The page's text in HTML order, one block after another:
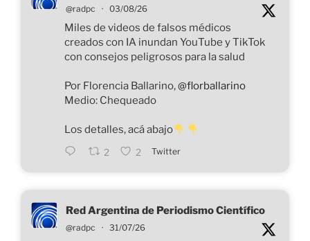
@radpc · 03/08/26
Miles de videos de falsos médicos
creados con IA inundan YouTube y TikTok
con consejos peligrosos para la salud
Por Florencia Ballarino,@florballarino
Medio: Chequeado
Los detalles, acá abajo
2 2 Twitter
Red Argentina de Periodismo Científico
@radpc · 31/07/26